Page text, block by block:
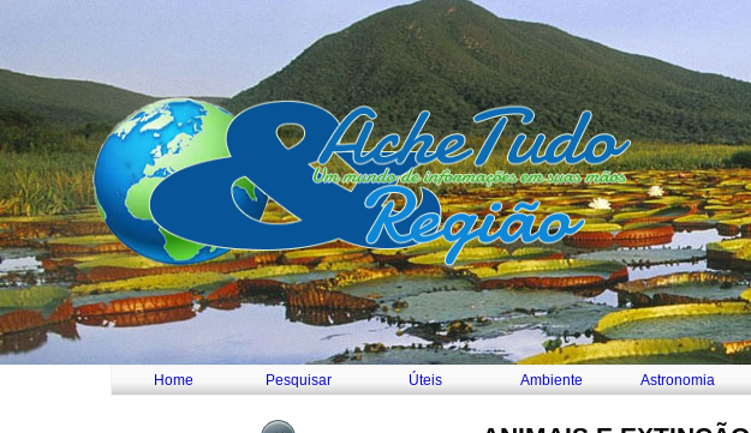
Home Pesquisar Úteis Ambiente Astronomia